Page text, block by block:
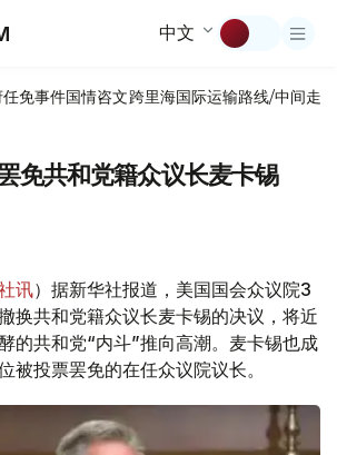
中文
任免事件国情咨文跨里海国际运输路线/中间走廊
免共和党籍众议长麦卡锡
讯）据新华社报道，美国国会众议院3
换共和党籍众议长麦卡锡的决议，将近
的共和党“内斗”推向高潮。麦卡锡也成
被投票罢免的在任众议院议长。